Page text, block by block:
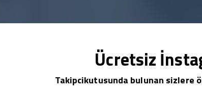
Ücretsiz
Takipcikutusunda bulunan sizlere